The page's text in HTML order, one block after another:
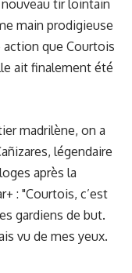
tir lointain
main prodigieuse
action que Courtois
ait finalement été
madrilène, on a
légendaire
après la
: "Courtois, c’est
gardiens de but.
vu de mes yeux.